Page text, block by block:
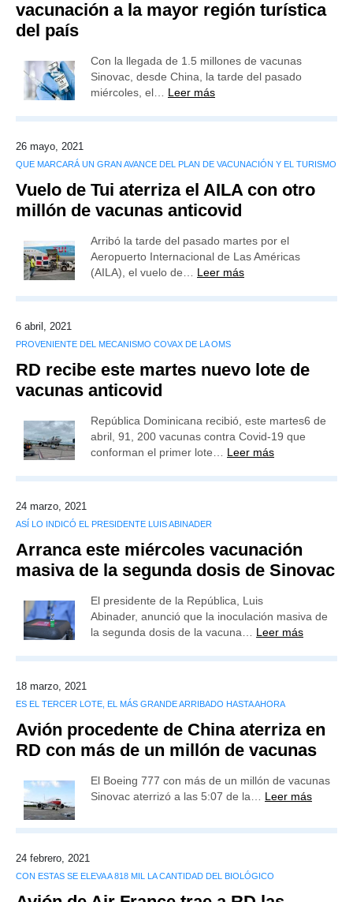
vacunación a la mayor región turística
del país
Con la llegada de 1.5 millones de vacunas
Sinovac, desde China, la tarde del pasado
miércoles, el… Leer más
26 mayo, 2021
QUE MARCARÁ UN GRAN AVANCE DEL PLAN DE VACUNACIÓN Y EL TURISMO
Vuelo de Tui aterriza el AILA con otro
millón de vacunas anticovid
Arribó la tarde del pasado martes por el
Aeropuerto Internacional de Las Américas
(AILA), el vuelo de… Leer más
6 abril, 2021
PROVENIENTE DEL MECANISMO COVAX DE LA OMS
RD recibe este martes nuevo lote de
vacunas anticovid
República Dominicana recibió, este martes6 de
abril, 91, 200 vacunas contra Covid-19 que
conforman el primer lote… Leer más
24 marzo, 2021
ASÍ LO INDICÓ EL PRESIDENTE LUIS ABINADER
Arranca este miércoles vacunación
masiva de la segunda dosis de Sinovac
El presidente de la República, Luis
Abinader, anunció que la inoculación masiva de
la segunda dosis de la vacuna… Leer más
18 marzo, 2021
ES EL TERCER LOTE, EL MÁS GRANDE ARRIBADO HASTA AHORA
Avión procedente de China aterriza en
RD con más de un millón de vacunas
El Boeing 777 con más de un millón de vacunas
Sinovac aterrizó a las 5:07 de la… Leer más
24 febrero, 2021
CON ESTAS SE ELEVA A 818 MIL LA CANTIDAD DEL BIOLÓGICO